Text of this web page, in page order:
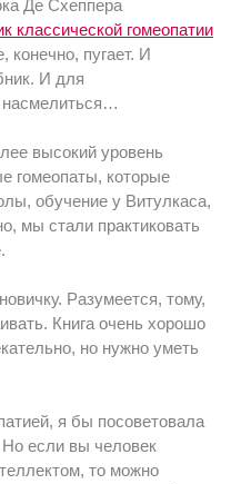
Де Схеппера
классической гомеопатии
конечно, пугает. И
И для
насмелиться…
высокий уровень
гомеопаты, которые
обучение у Витулкаса,
мы стали практиковать
Разумеется, тому,
Книга очень хорошо
но нужно уметь
я бы посоветовала
если вы человек
то можно